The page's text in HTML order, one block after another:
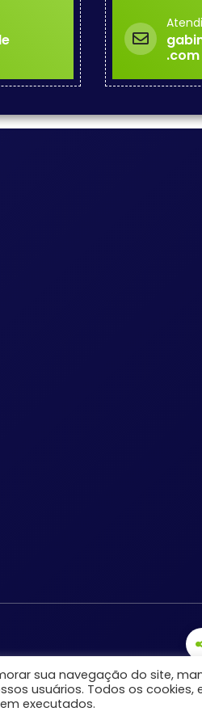
.com
sua navegação do site,
usuários. Todos os
executados.